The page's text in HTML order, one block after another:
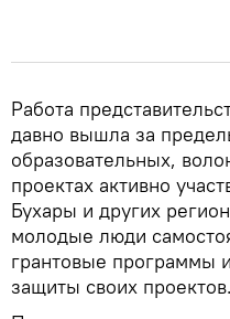
Работа
давно вышла за
образовательных,
проектах активно
Бухары и других
молодые люди
грантовые программы
защиты своих проектов.